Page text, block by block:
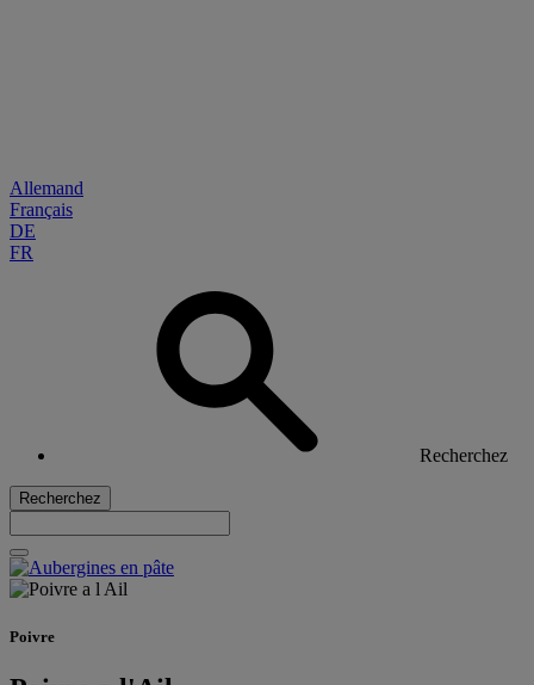
Allemand
Français
DE
FR
Recherchez
Recherchez
Poivre